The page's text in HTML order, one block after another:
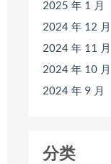
2025 年 1 月
2024 年 12 月
2024 年 11 月
2024 年 10 月
2024 年 9 月
分类